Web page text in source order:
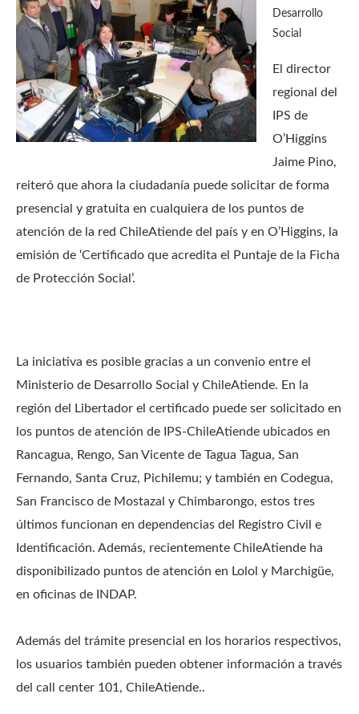
Desarrollo
Social
El director
regional del
IPS de
O’Higgins
Jaime Pino,
reiteró que ahora la ciudadanía puede solicitar de forma
presencial y gratuita en cualquiera de los puntos de
atención de la red ChileAtiende del país y en O’Higgins, la
emisión de ‘Certificado que acredita el Puntaje de la Ficha
de Protección Social’.
La iniciativa es posible gracias a un convenio entre el
Ministerio de Desarrollo Social y ChileAtiende. En la
región del Libertador el certificado puede ser solicitado en
los puntos de atención de IPS-ChileAtiende ubicados en
Rancagua, Rengo, San Vicente de Tagua Tagua, San
Fernando, Santa Cruz, Pichilemu; y también en Codegua,
San Francisco de Mostazal y Chimbarongo, estos tres
últimos funcionan en dependencias del Registro Civil e
Identificación. Además, recientemente ChileAtiende ha
disponibilizado puntos de atención en Lolol y Marchigüe,
en oficinas de INDAP.
Además del trámite presencial en los horarios respectivos,
los usuarios también pueden obtener información a través
del call center 101, ChileAtiende..